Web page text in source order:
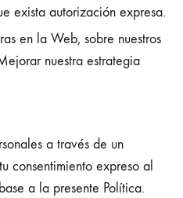
exista autorización expresa.
en la Web, sobre nuestros
nuestra estrategia
a través de un
consentimiento expreso al
a la presente Política.